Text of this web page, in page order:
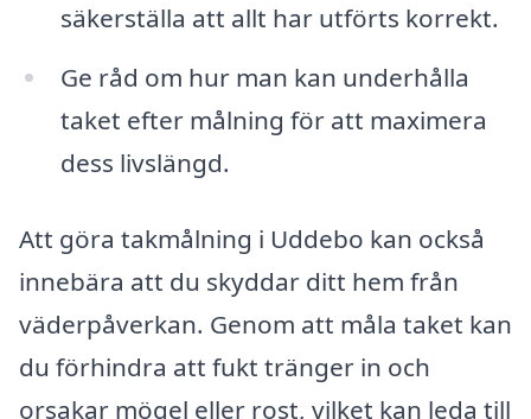
säkerställa att allt har utförts korrekt.
Ge råd om hur man kan underhålla
taket efter målning för att maximera
dess livslängd.
Att göra takmålning i Uddebo kan också
innebära att du skyddar ditt hem från
väderpåverkan. Genom att måla taket kan
du förhindra att fukt tränger in och
orsakar mögel eller rost, vilket kan leda till